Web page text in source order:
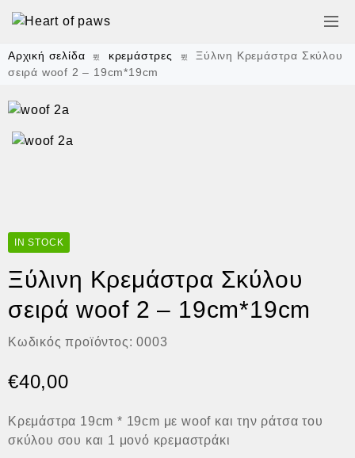
Αρχική σελίδα κρεμάστρες
Ξύλινη Κρεμάστρα Σκύλου
σειρά woof 2 – 19cm*19cm
IN STOCK
Ξύλινη Κρεμάστρα Σκύλου
σειρά woof 2 – 19cm*19cm
Κωδικός προϊόντος: 0003
€40,00
Κρεμάστρα 19cm * 19cm με woof και την ράτσα του
σκύλου σου και 1 μονό κρεμαστράκι